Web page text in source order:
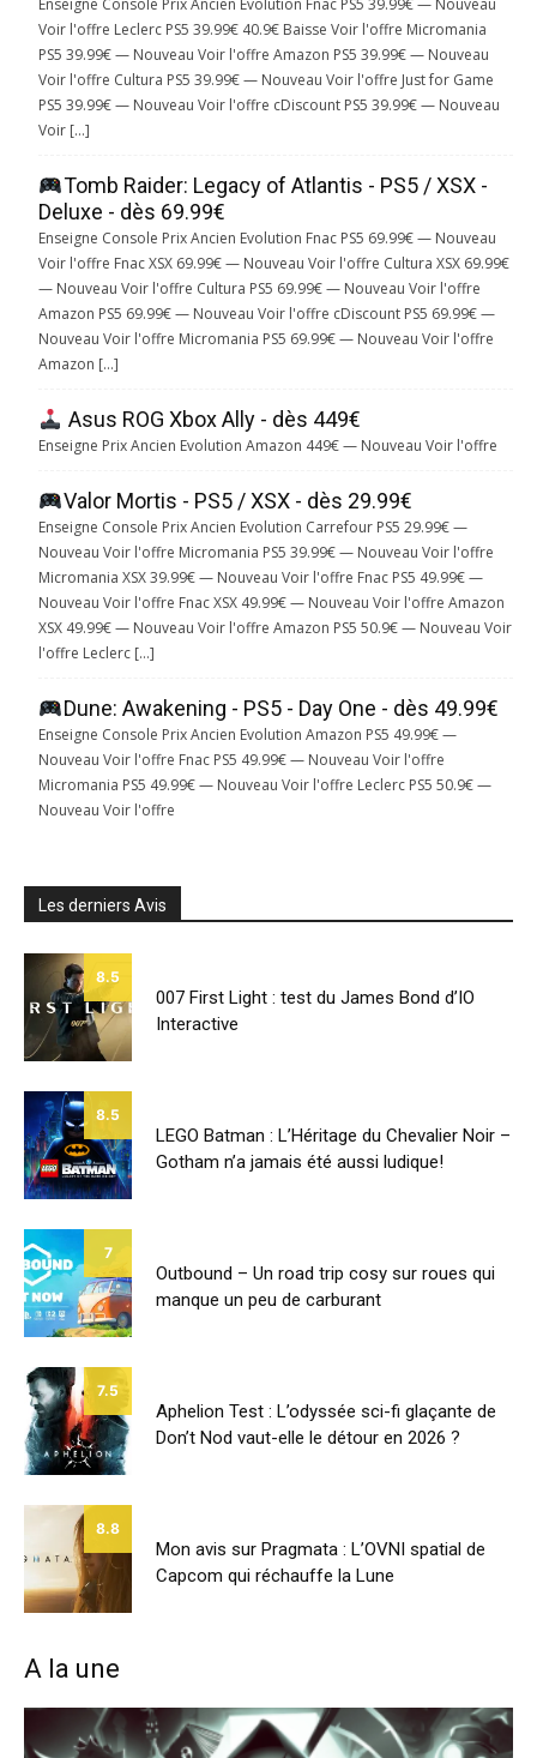
Enseigne Console Prix Ancien Evolution Fnac PS5 39.99€ — Nouveau
Voir l'offre Leclerc PS5 39.99€ 40.9€ Baisse Voir l'offre Micromania
PS5 39.99€ — Nouveau Voir l'offre Amazon PS5 39.99€ — Nouveau
Voir l'offre Cultura PS5 39.99€ — Nouveau Voir l'offre Just for Game
PS5 39.99€ — Nouveau Voir l'offre cDiscount PS5 39.99€ — Nouveau
Voir […]
Tomb Raider: Legacy of Atlantis - PS5 / XSX -
Deluxe - dès 69.99€
Enseigne Console Prix Ancien Evolution Fnac PS5 69.99€ — Nouveau
Voir l'offre Fnac XSX 69.99€ — Nouveau Voir l'offre Cultura XSX 69.99€
— Nouveau Voir l'offre Cultura PS5 69.99€ — Nouveau Voir l'offre
Amazon PS5 69.99€ — Nouveau Voir l'offre cDiscount PS5 69.99€ —
Nouveau Voir l'offre Micromania PS5 69.99€ — Nouveau Voir l'offre
Amazon […]
Asus ROG Xbox Ally - dès 449€
Enseigne Prix Ancien Evolution Amazon 449€ — Nouveau Voir l'offre
Valor Mortis - PS5 / XSX - dès 29.99€
Enseigne Console Prix Ancien Evolution Carrefour PS5 29.99€ —
Nouveau Voir l'offre Micromania PS5 39.99€ — Nouveau Voir l'offre
Micromania XSX 39.99€ — Nouveau Voir l'offre Fnac PS5 49.99€ —
Nouveau Voir l'offre Fnac XSX 49.99€ — Nouveau Voir l'offre Amazon
XSX 49.99€ — Nouveau Voir l'offre Amazon PS5 50.9€ — Nouveau Voir
l'offre Leclerc […]
Dune: Awakening - PS5 - Day One - dès 49.99€
Enseigne Console Prix Ancien Evolution Amazon PS5 49.99€ —
Nouveau Voir l'offre Fnac PS5 49.99€ — Nouveau Voir l'offre
Micromania PS5 49.99€ — Nouveau Voir l'offre Leclerc PS5 50.9€ —
Nouveau Voir l'offre
Les derniers Avis
8.5
007 First Light : test du James Bond d’IO
Interactive
8.5
LEGO Batman : L’Héritage du Chevalier Noir –
Gotham n’a jamais été aussi ludique!
7
Outbound – Un road trip cosy sur roues qui
manque un peu de carburant
7.5
Aphelion Test : L’odyssée sci-fi glaçante de
Don’t Nod vaut-elle le détour en 2026 ?
8.8
Mon avis sur Pragmata : L’OVNI spatial de
Capcom qui réchauffe la Lune
A la une